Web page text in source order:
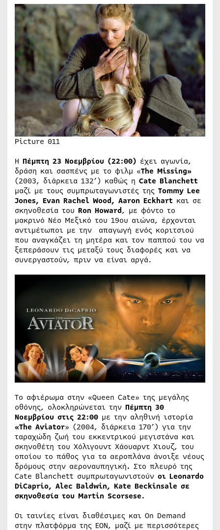
Picture 011
H Πέμπτη 23 Νοεμβρίου (22:00) έχει αγωνία,
δράση και σασπένς με το φιλμ «The Missing»
(2003, διάρκεια 132’) καθώς η Cate Blanchett
μαζί με τους συμπρωταγωνιστές της Tommy Lee
Jones, Evan Rachel Wood, Aaron Eckhart και σε
σκηνοθεσία του Ron Howard, με φόντο το
μακρινό Νέο Μεξικό του 19ου αιώνα, έρχονται
αντιμέτωποι με την απαγωγή ενός κοριτσιού
που αναγκάζει τη μητέρα και τον παππού του να
ξεπεράσουν τις μεταξύ τους διαφορές και να
συνεργαστούν, πριν να είναι αργά.
To αφιέρωμα στην «Queen Cate» της μεγάλης
οθόνης, ολοκληρώνεται την Πέμπτη 30
Νοεμβρίου στις 22:00 με την αληθινή ιστορία
«The Aviator» (2004, διάρκεια 170’) για την
ταραχώδη ζωή του εκκεντρικού μεγιστάνα και
σκηνοθέτη του Xόλιγουντ Xάουαρντ Xιουζ, του
οποίου το πάθος για τα αεροπλάνα άνοιξε νέους
δρόμους στην αεροναυπηγική. Στο πλευρό της
Cate Blanchett συμπρωταγωνιστούν οι Leonardo
DiCaprio, Alec Baldwin, Kate Beckinsale σε
σκηνοθεσία του Martin Scorsese.
Οι ταινίες είναι διαθέσιμες και On Demand
στην πλατφόρμα της ΕΟΝ, μαζί με περισσότερες